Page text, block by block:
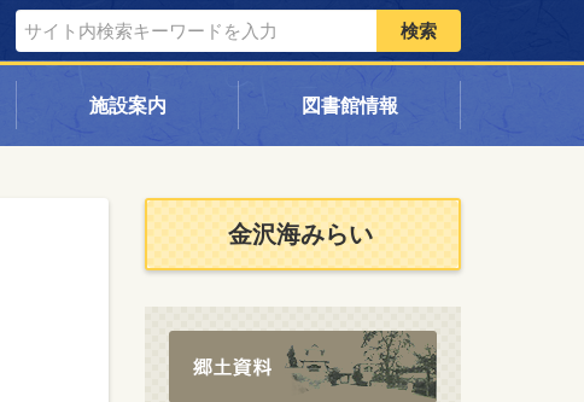
検索
施設案内 図書館情報
金沢海みらい